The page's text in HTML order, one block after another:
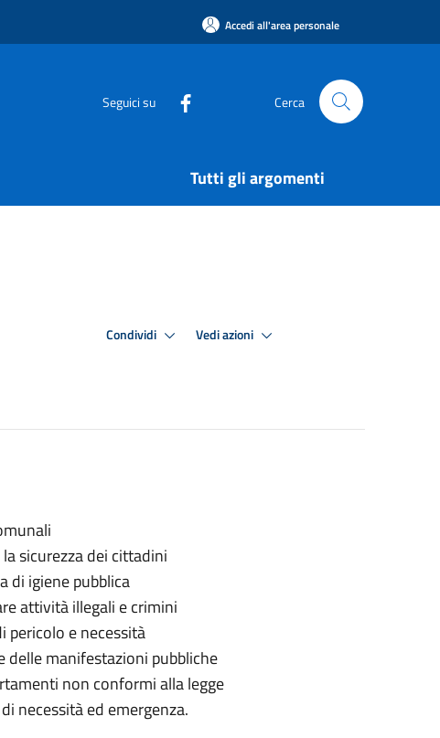
Accedi all'area personale
Seguici su Cerca
Tutti gli argomenti
Condividi Vedi azioni
sicurezza dei cittadini
di igiene pubblica
attività illegali e crimini
pericolo e necessità
delle manifestazioni pubbliche
non conformi alla legge
necessità ed emergenza.